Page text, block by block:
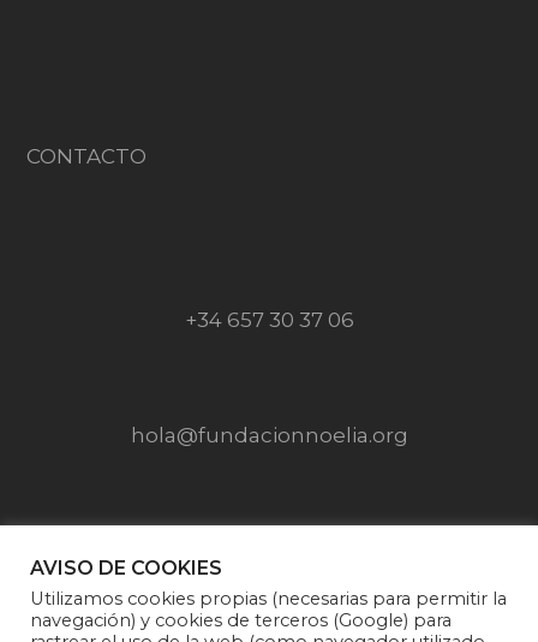
CONTACTO
+34 657 30 37 06
hola@fundacionnoelia.org
AVISO DE COOKIES
Utilizamos cookies propias (necesarias para permitir la
navegación) y cookies de terceros (Google) para